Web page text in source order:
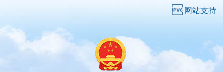
网站支持